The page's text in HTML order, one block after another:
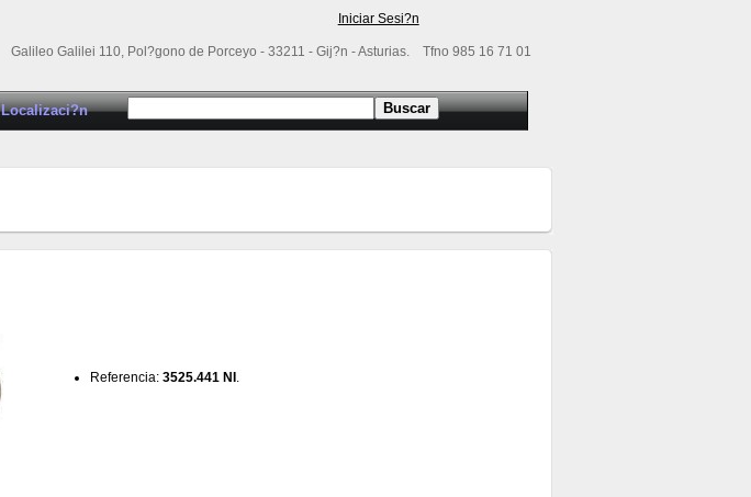
Galileo Galilei 110, Pol?gono de Porceyo - 33211 - Gij?n - Asturias. Tfno 985 16 71 01
Iniciar Sesi?n
Localizaci?n
Referencia: 3525.441 NI .